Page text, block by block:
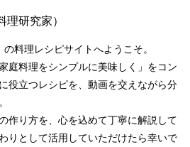
理研究家）
料理レシピサイトへようこそ。
庭料理をシンプルに美味しく」をコン
役立つレシピを、動画を交えながら分
作り方を、心を込めて丁寧に解説して
りとして活用していただけたら幸いで